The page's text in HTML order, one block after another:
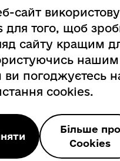
з реабілітації в
громадах, що
ближче до
лікаря. Щоб
пройти реабілітацію,
центр НСЗУ за
в Україні
Стратегії створення
сайт
для того, щоб
сайту кращим
нашим
ви погоджуєтесь
cookies.
Більше про
Cookies